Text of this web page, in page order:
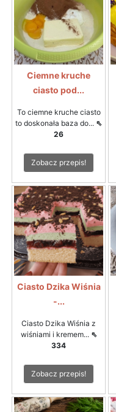
Ciemne kruche
ciasto pod...
To ciemne kruche ciasto
to doskonała baza do... ⇖
26
Zobacz przepis!
Ciasto Dzika Wiśnia
-...
Ciasto Dzika Wiśnia z
wiśniami i kremem... ⇖
334
Zobacz przepis!